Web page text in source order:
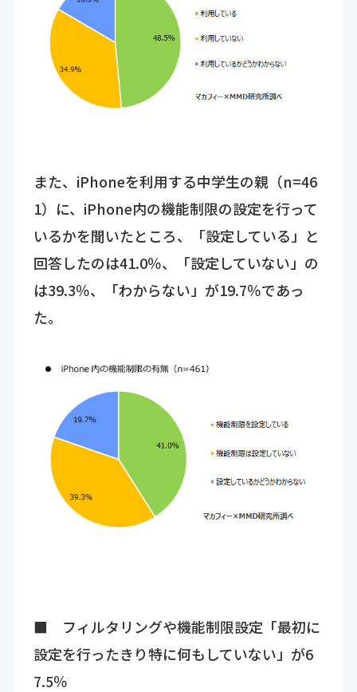
また、iPhoneを利用する中学生の親（n=46
1）に、iPhone内の機能制限の設定を行って
いるかを聞いたところ、「設定している」と
回答したのは41.0％、「設定していない」の
は39.3％、「わからない」が19.7％であっ
た。
■ フィルタリングや機能制限設定「最初に
設定を行ったきり特に何もしていない」が6
7.5％